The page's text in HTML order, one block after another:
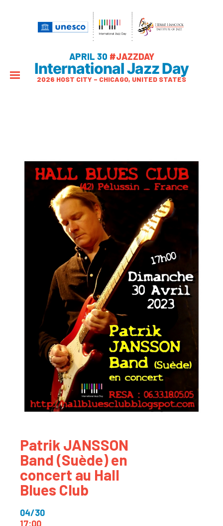
APRIL 30 #JAZZDAY
International Jazz Day
2026 HOST CITY – CHICAGO, UNITED STATES
Patrik JANSSON
Band (Suède) en
concert au Hall
Blues Club
04/30
17:00